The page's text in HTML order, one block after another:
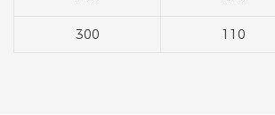
300 110